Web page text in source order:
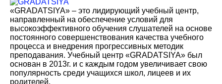
«GRADATSIYA» – это лидирующий учебный центр,
направленный на обеспечение условий для
высокоэффективного обучения слушателей на основе
постоянного совершенствования качества учебного
процесса и внедрения прогрессивных методик
преподавания. Учебный центр «GRADATSIYA» был
основан в 2013г. и с каждым годом увеличивает свою
популярность среди учащихся школ, лицеев и их
родителей.